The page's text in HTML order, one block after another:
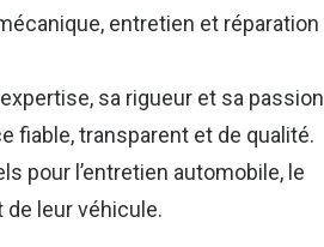
entretien et réparation
sa rigueur et sa passion
fiable, transparent et de qualité.
pour l’entretien automobile, le
leur véhicule.